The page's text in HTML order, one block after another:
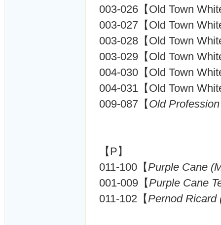
003-026【Old Town
003-027【Old Town
003-028【Old Town
003-029【Old Town
004-030【Old Town
004-031【Old Town
009-087【Old
【P】
011-100【Purple Cane
001-009【Purple Cane
011-102【Pernod Ricard